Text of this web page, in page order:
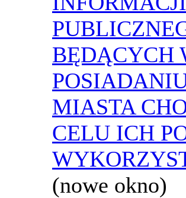
BĘDĄCYCH
MIASTA
CELU ICH
(nowe okno)